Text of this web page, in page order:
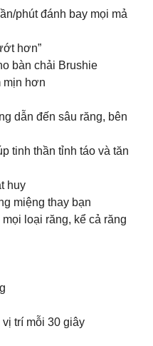
phút đánh bay mọi mả
hơn”
bàn chải Brushie
mịn hơn
dẫn đến sâu răng, bên
tinh thần tỉnh táo và tăn
huy
miệng thay bạn
loại răng, kể cả răng
trí mỗi 30 giây